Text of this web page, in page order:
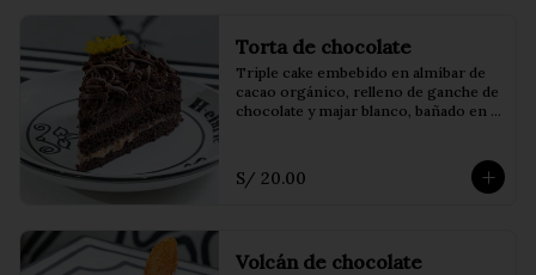
Torta de chocolate
Triple cake embebido en almíbar de
cacao orgánico, relleno de ganche de
chocolate y majar blanco, bañado en
S/ 20.00
Volcán de chocolate